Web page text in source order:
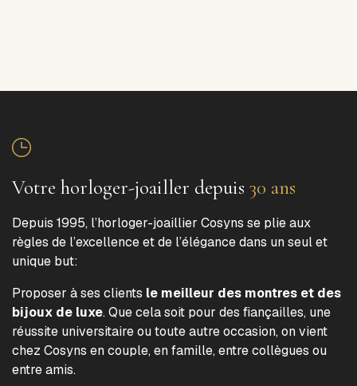
Votre horloger-joailler depuis 30 ans
Depuis 1995, l’horloger-joaillier Cosyns se plie aux
règles de l’excellence et de l’élégance dans un seul et
unique but:
Proposer à ses clients le meilleur des montres et des
bijoux de luxe. Que cela soit pour des fiançailles, une
réussite universitaire ou toute autre occasion, on vient
chez Cosyns en couple, en famille, entre collègues ou
entre amis.